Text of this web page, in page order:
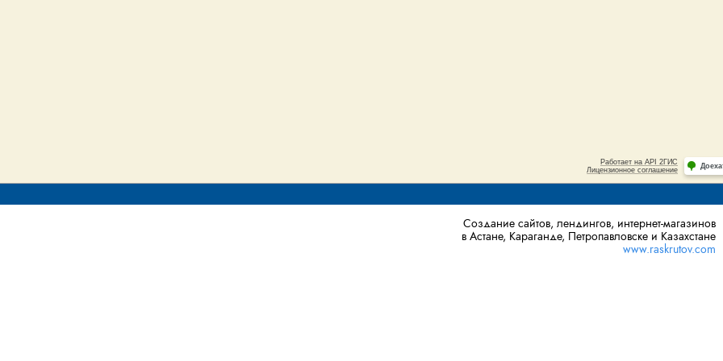
Создание сайтов, лендингов, интернет-магазинов
в Астане, Караганде, Петропавловске и Казахстане
www.raskrutov.com